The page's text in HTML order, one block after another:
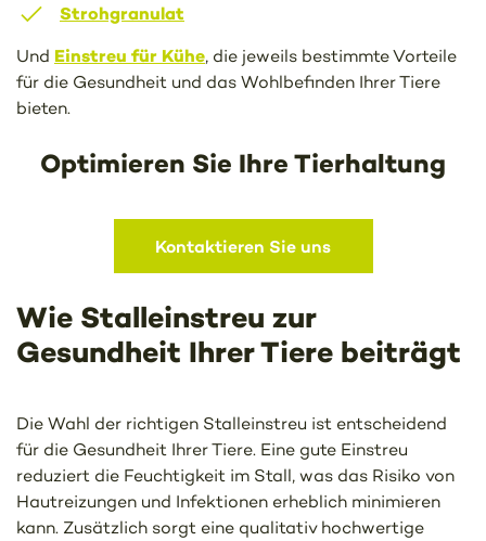
Strohgranulat
Und Einstreu für Kühe, die jeweils bestimmte Vorteile
für die Gesundheit und das Wohlbefinden Ihrer Tiere
bieten.
Optimieren Sie Ihre Tierhaltung
Kontaktieren Sie uns
Wie Stalleinstreu zur
Gesundheit Ihrer Tiere beiträgt
Die Wahl der richtigen Stalleinstreu ist entscheidend
für die Gesundheit Ihrer Tiere. Eine gute Einstreu
reduziert die Feuchtigkeit im Stall, was das Risiko von
Hautreizungen und Infektionen erheblich minimieren
kann. Zusätzlich sorgt eine qualitativ hochwertige